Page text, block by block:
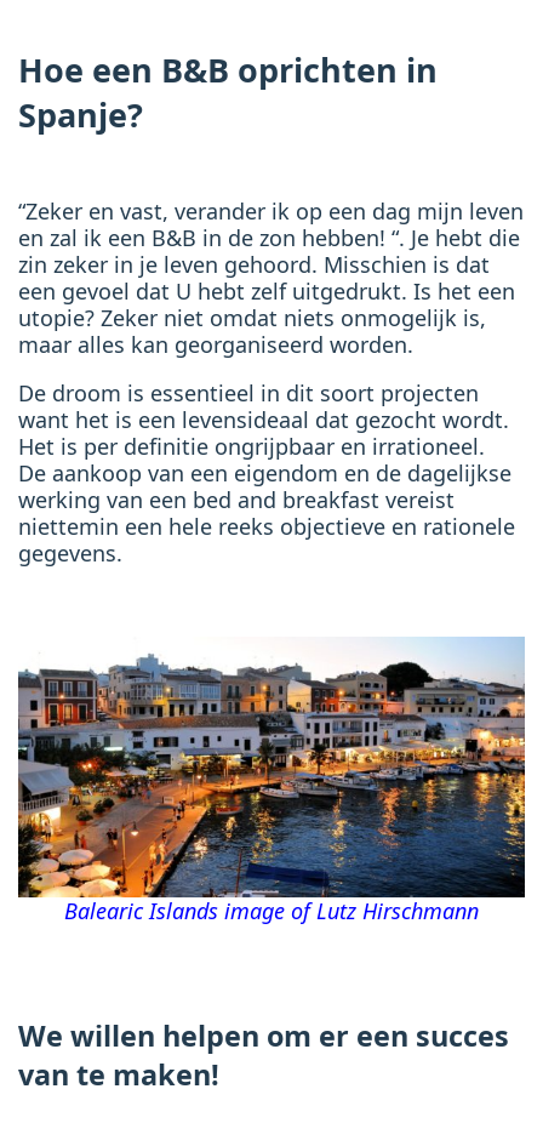
Hoe een B&B oprichten in
Spanje?
“Zeker en vast, verander ik op een dag mijn leven
en zal ik een B&B in de zon hebben! “. Je hebt die
zin zeker in je leven gehoord. Misschien is dat
een gevoel dat U hebt zelf uitgedrukt. Is het een
utopie? Zeker niet omdat niets onmogelijk is,
maar alles kan georganiseerd worden.
De droom is essentieel in dit soort projecten
want het is een levensideaal dat gezocht wordt.
Het is per definitie ongrijpbaar en irrationeel.
De aankoop van een eigendom en de dagelijkse
werking van een bed and breakfast vereist
niettemin een hele reeks objectieve en rationele
gegevens.
Balearic Islands image ofLutz Hirschmann
We willen helpen om er een succes
van te maken!